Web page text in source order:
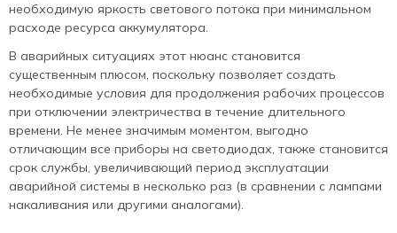
необходимую яркость светового потока при минимальном
расходе ресурса аккумулятора.
В аварийных ситуациях этот нюанс становится
существенным плюсом, поскольку позволяет создать
необходимые условия для продолжения рабочих процессов
при отключении электричества в течение длительного
времени. Не менее значимым моментом, выгодно
отличающим все приборы на светодиодах, также становится
срок службы, увеличивающий период эксплуатации
аварийной системы в несколько раз (в сравнении с лампами
накаливания или другими аналогами).